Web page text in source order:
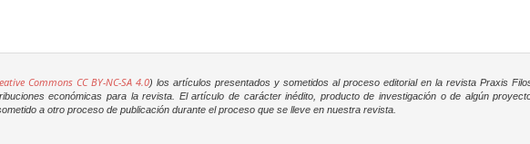
Commons CC BY-NC-SA 4.0) los artículos presentados y sometidos al proceso editorial en la revista Praxis
económicas para la revista. El artículo de carácter inédito, producto de investigación o de algún
a otro proceso de publicación durante el proceso que se lleve en nuestra revista.